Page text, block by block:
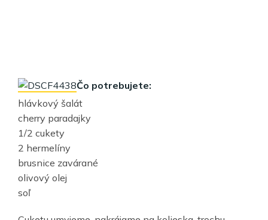
Čo potrebujete:
hlávkový šalát
cherry paradajky
1/2 cukety
2 hermelíny
brusnice zavárané
olivový olej
soľ